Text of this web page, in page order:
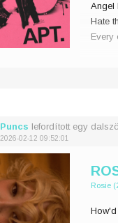
Angel
Hate
Every
Puncs lefordított egy
2026-02-12 09:52:01
Rosie